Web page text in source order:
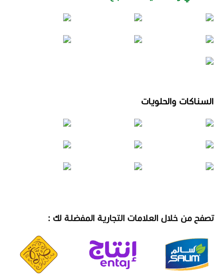
السناكات والحلويات
تصفح من خلال العلامات التجارية المفضلة لك :